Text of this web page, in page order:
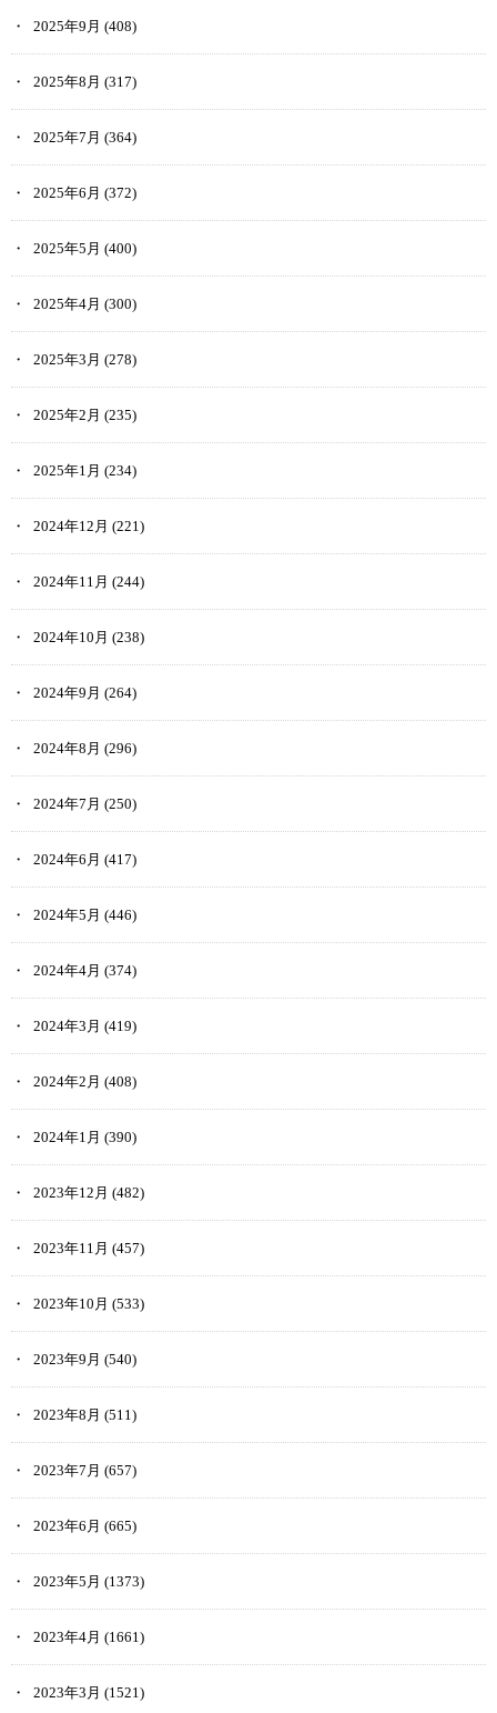
2025年9月 (408)
2025年8月 (317)
2025年7月 (364)
2025年6月 (372)
2025年5月 (400)
2025年4月 (300)
2025年3月 (278)
2025年2月 (235)
2025年1月 (234)
2024年12月 (221)
2024年11月 (244)
2024年10月 (238)
2024年9月 (264)
2024年8月 (296)
2024年7月 (250)
2024年6月 (417)
2024年5月 (446)
2024年4月 (374)
2024年3月 (419)
2024年2月 (408)
2024年1月 (390)
2023年12月 (482)
2023年11月 (457)
2023年10月 (533)
2023年9月 (540)
2023年8月 (511)
2023年7月 (657)
2023年6月 (665)
2023年5月 (1373)
2023年4月 (1661)
2023年3月 (1521)